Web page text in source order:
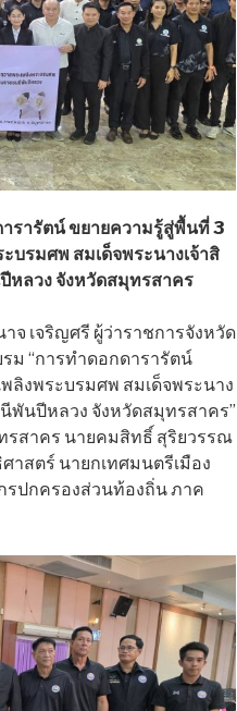
รารัตน์ ขยายความรู้สู่พื้นที่ 3
บรมศพ สมเด็จพระนางเจ้าสิ
ลวง จังหวัดสมุทรสาคร
จ เจริญศรี ผู้ว่าราชการจังหวัด
ม “การทำดอกดารารัตน์
ลิงพระบรมศพ สมเด็จพระนาง
พันปีหลวง จังหวัดสมุทรสาคร”
รสาคร นายคมสิทธิ์ สุริยวรรณ
สตร์ นายกเทศมนตรีเมือง
รปกครองส่วนท้องถิ่น ภาค